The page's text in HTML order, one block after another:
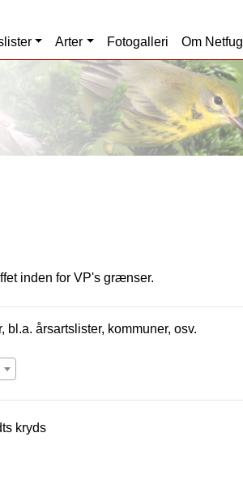
Arter Fotogalleri Om Netfugl
inden for VP's grænser.
årsartslister, kommuner, osv.
s kryds